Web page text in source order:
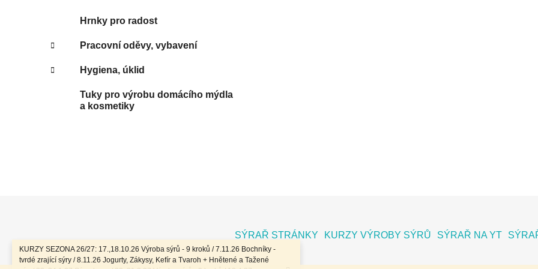
KURZY SEZONA 26/27: 17.,18.10.26 Výroba sýrů - 9 kroků / 7.11.26 Bochníky -
tvrdé zrající sýry / 8.11.26 Jogurty, Zákysy, Kefír a Tvaroh + Hnětené a Tažené
Hrnky pro radost
Pracovní oděvy, vybavení
Hygiena, úklid
Tuky pro výrobu domácího mýdla
a kosmetiky
a
SÝRAŘ STRÁNKY KURZY VÝROBY SÝRŮ SÝRAŘ NA YT